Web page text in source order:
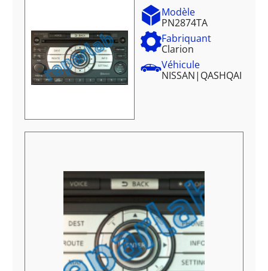
Modèle
PN2874TA
Fabriquant
Clarion
Véhicule
NISSAN| QASHQAI